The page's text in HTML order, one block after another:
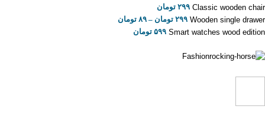
Classic wooden chair ۲۹۹ تومان
Wooden single drawer ۲۹۹ تومان – ۸۹ تومان
Smart watches wood edition ۵۹۹ تومان
Fashion